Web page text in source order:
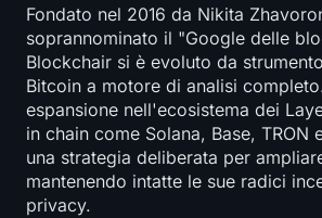
Rainbow Chart
Conto alla rovescia dell'halving
Tracciatore gas di ETH
Tracker di Portafoglio Crypto
Fondato nel 2016 da Nikita
soprannominato il "Google delle
Blockchair si è evoluto da
Bitcoin a motore di analisi
espansione nell'ecosistema dei
in chain come Solana, Base, TRON
una strategia deliberata per
mantenendo intatte le sue radici
privacy.